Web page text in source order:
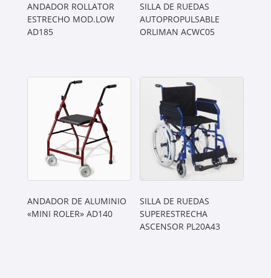
ANDADOR ROLLATOR
ESTRECHO MOD.LOW
AD185
SILLA DE RUEDAS
AUTOPROPULSABLE
ORLIMAN ACWC05
ANDADOR DE ALUMINIO
«MINI ROLER» AD140
SILLA DE RUEDAS
SUPERESTRECHA
ASCENSOR PL20A43